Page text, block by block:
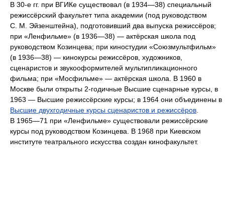
В 30-е гг. при ВГИКе существовал (в 1934—38) специальный
режиссёрский факультет типа академии (под руководством
С. М. Эйзенштейна), подготовивший два выпуска режиссёров;
при «Ленфильме» (в 1936—38) — актёрская школа под
руководством Козинцева; при киностудии «Союзмультфильм»
(в 1936—38) — кинокурсы режиссёров, художников,
сценаристов и звукооформителей мультипликационного
фильма; при «Мосфильме» — актёрская школа. В 1960 в
Москве были открыты 2-годичные Высшие сценарные курсы, в
1963 — Высшие режиссёрские курсы; в 1964 они объединены в
Высшие двухгодичные курсы сценаристов и режиссёров
В 1965—71 при «Ленфильме» существовали режиссёрские
курсы под руководством Козинцева. В 1968 при Киевском
институте театрального искусства создан кинофакультет.